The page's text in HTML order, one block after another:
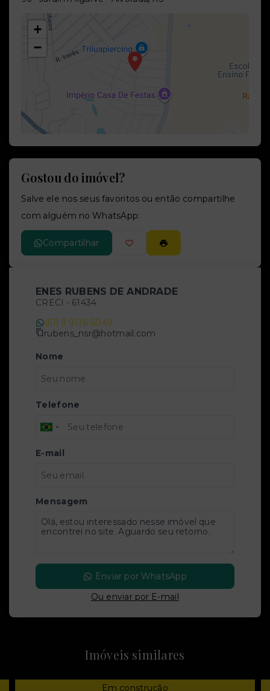
+
−
Gostou do imóvel?
Salve ele nos seus favoritos ou então compartilhe
com alguém no WhatsApp:
Compartilhar
ENES RUBENS DE ANDRADE
CRECI - 61434
(51) 9 9136-5049
rubens_nsr@hotmail.com
Nome
Telefone
E-mail
Mensagem
Enviar por WhatsApp
Ou enviar por E-mail
Imóveis similares
Em construção